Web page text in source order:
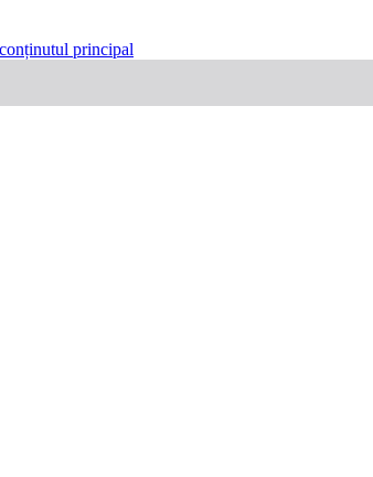
principal